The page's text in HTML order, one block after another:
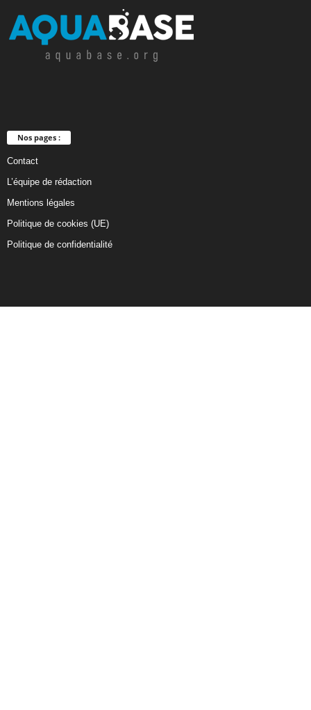
Nos pages :
Contact
L’équipe de rédaction
Mentions légales
Politique de cookies (UE)
Politique de confidentialité